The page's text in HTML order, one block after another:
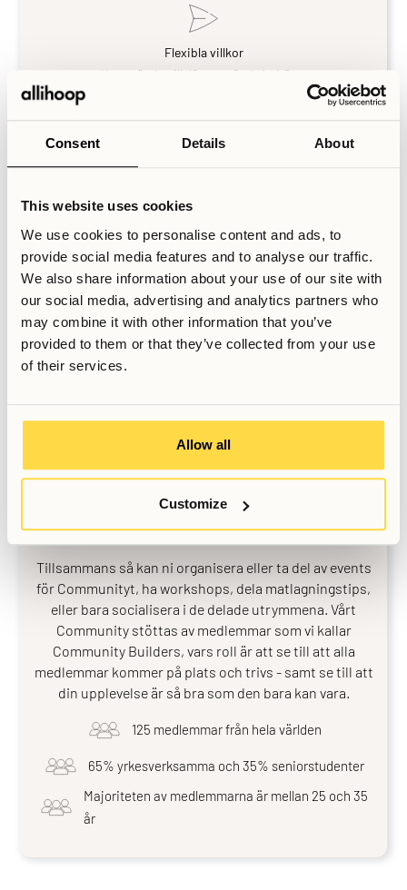
Consent Details About
This website uses cookies
We use cookies to personalise content and ads, to
provide social media features and to analyse our traffic.
We also share information about your use of our site with
our social media, advertising and analytics partners who
may combine it with other information that you’ve
provided to them or that they’ve collected from your use
of their services.
Allow all
Customize
Flexibla villkor
Kom när du vill, lämna när du behöver
Städning / underhåll
Regelbunden rengöring och underhåll av byggnaden
Allihoops Community
Att bli en del av Allihoop innebär att också bli en del av
När du blir medlem, så ansluter dig till de hundratals
andra ambitiösa talanger som också är kända som
Allihoopers.
Tillsammans så kan ni organisera eller ta del av events
för Communityt, ha workshops, dela matlagningstips,
eller bara socialisera i de delade utrymmena. Vårt
Community stöttas av medlemmar som vi kallar
Community Builders, vars roll är att se till att alla
medlemmar kommer på plats och trivs - samt se till att
din upplevelse är så bra som den bara kan vara.
125 medlemmar från hela världen
65% yrkesverksamma och 35% seniorstudenter
Majoriteten av medlemmarna är mellan 25 och 35
år